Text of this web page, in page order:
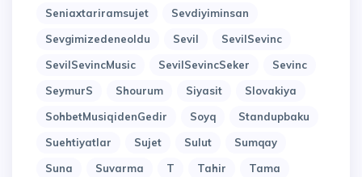
Seniaxtariramsujet
Sevdiyiminsan
Sevgimizedeneoldu
Sevil
SevilSevinc
SevilSevincMusic
SevilSevincSeker
Sevinc
SeymurS
Shourum Siyasit
Slovakiya
SohbetMusiqidenGedir
Soyq
Standupbaku
Suehtiyatlar
Sujet Sulut
Sumqay
Suna
Suvarma T Tahir
Tama